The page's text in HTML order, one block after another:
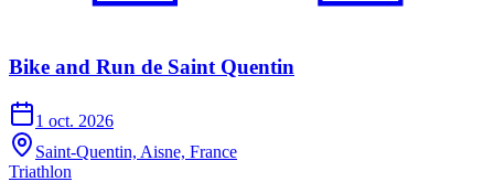
Bike and Run de Saint Quentin
1 oct. 2026
Saint-Quentin, Aisne, France
Triathlon